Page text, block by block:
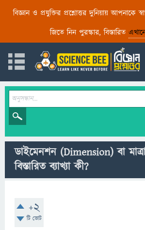
বিজ্ঞান ও প্রযুক্তির প্রশ্নোত্তর দুনিয়ায় আপনাকে
জিতে নিন পুরস্কার, বিস্তারিত
ডাইমেনশন (Dimension) বা
বিস্তারিত ব্যাখ্যা কী?
+2
টি ভোট